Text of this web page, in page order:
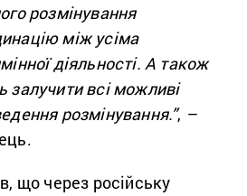
розмінування
між усіма
діяльності. А також
залучити всі можливі
розмінування.”, –
що через російську